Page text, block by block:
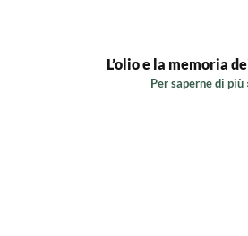
L’olio e la memoria
Per saperne di più